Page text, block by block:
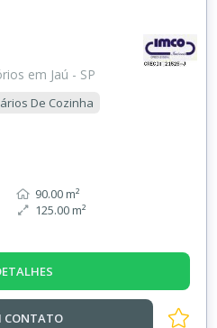
em Jaú - SP
De Cozinha
90.00 m²
125.00 m²
CONTATO